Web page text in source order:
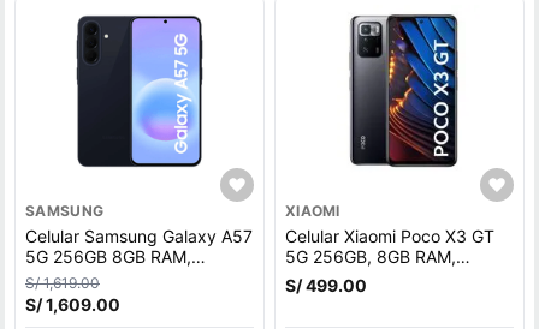
SAMSUNG
Celular Samsung Galaxy A57
5G 256GB 8GB RAM,
cámara trasera 50MP y
frontal 12MP, 6.7"", azul
oscuro
S/ 1,619.00
S/ 1,609.00
XIAOMI
Celular Xiaomi Poco X3 GT
5G 256GB, 8GB RAM,
cámara trasera 64MP y
frontal 16MP, 6.6"", negro
S/ 499.00